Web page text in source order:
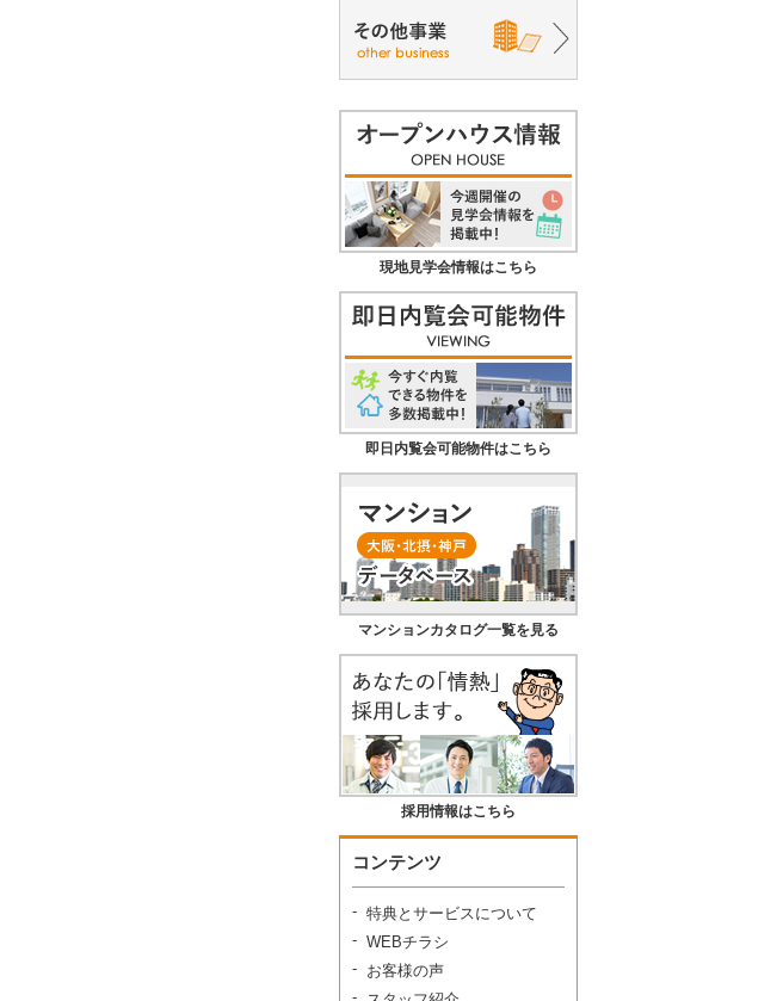
現地見学会情報はこちら
即日内覧会可能物件はこちら
マンションカタログ一覧を見る
採用情報はこちら
コンテンツ
特典とサービスについて
WEBチラシ
お客様の声